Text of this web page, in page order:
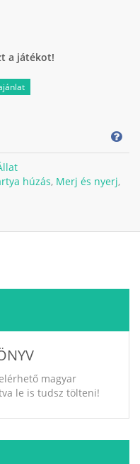
a játékot!
húzás, Merj és nyerj,
magyar
le is tudsz tölteni!